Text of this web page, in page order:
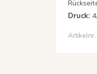
Druck: